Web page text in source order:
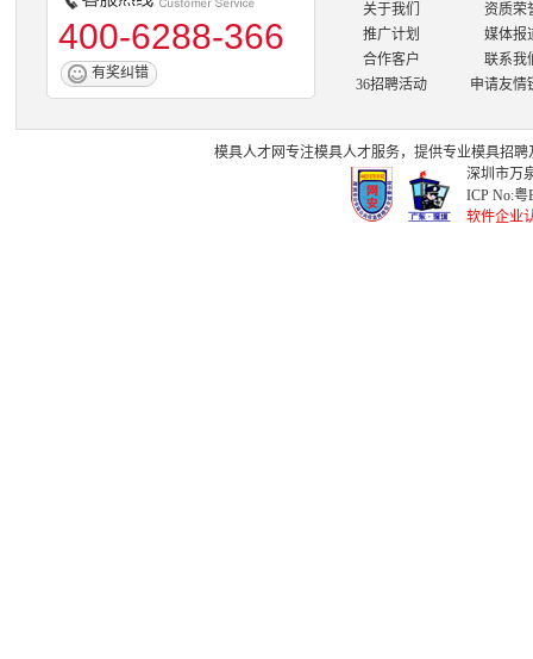
400-6288-366
有奖纠错
关于我们
资质荣
推广计划
媒体报
合作客户
联系我
36招聘活动
申请友情
模具人才网专注模具人才服务，提供专业模具招聘
深圳市万
ICP No:粤
软件企业